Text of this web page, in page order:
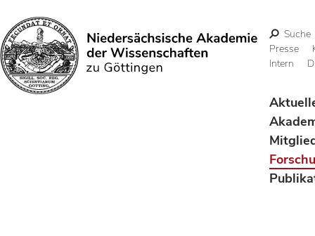
Suchen
Suche
Presse
Intern